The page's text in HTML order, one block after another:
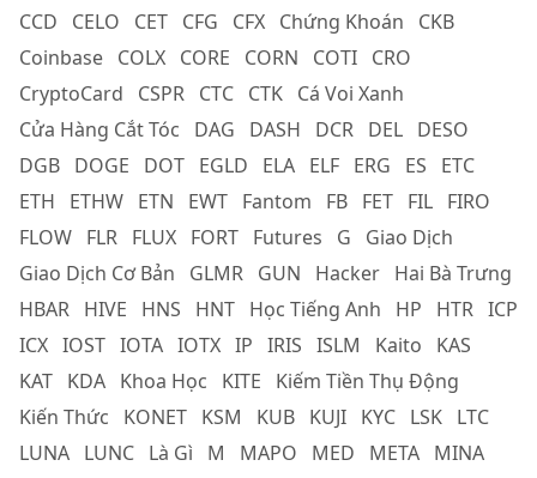
CCD
CELO CET CFG CFX Chứng Khoán
CKB
Coinbase COLX CORE CORN COTI CRO
CryptoCard
CSPR CTC CTK Cá Voi Xanh
Cửa Hàng Cắt Tóc
DAG DASH DCR DEL DESO
DGB DOGE DOT EGLD ELA ELF ERG ES
ETC
ETH
ETHW ETN EWT Fantom FB FET FIL FIRO
FLOW FLR FLUX FORT Futures G
Giao Dịch
Giao Dịch Cơ Bản
GLMR GUN Hacker Hai Bà Trưng
HBAR HIVE HNS HNT Học Tiếng Anh HP HTR ICP
ICX IOST IOTA IOTX IP IRIS ISLM Kaito
KAS
KAT KDA Khoa Học KITE
Kiếm Tiền Thụ Động
Kiến Thức
KONET KSM KUB KUJI KYC LSK LTC
LUNA LUNC Là Gì M MAPO MED META MINA